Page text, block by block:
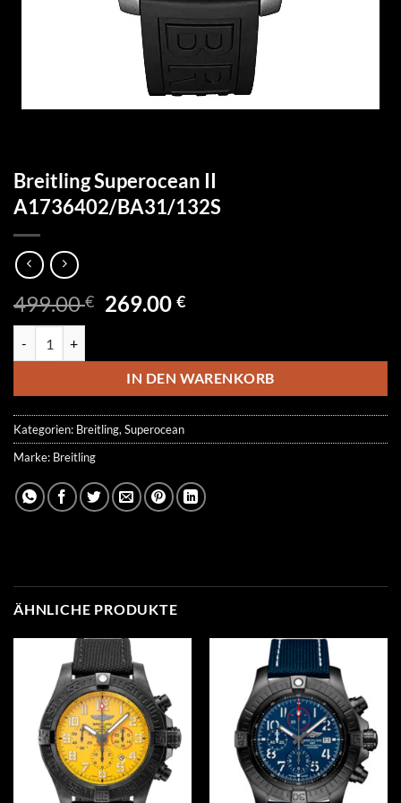
Breitling Superocean II
A1736402/BA31/132S
499.00€ Ursprünglicher
499.00 €
269.00€Aktueller
269.00 €.
IN DEN WARENKORB
Kategorien: Breitling, Superocean
Marke: Breitling
ÄHNLICHE PRODUKTE